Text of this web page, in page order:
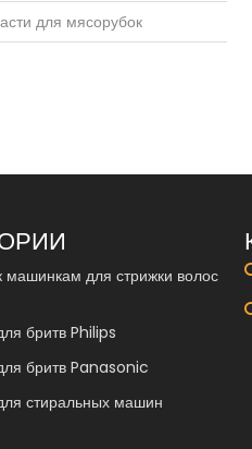
для мясорубок
машинкам для стрижки волос
бритв Philips
бритв Panasonic
стиральных машин